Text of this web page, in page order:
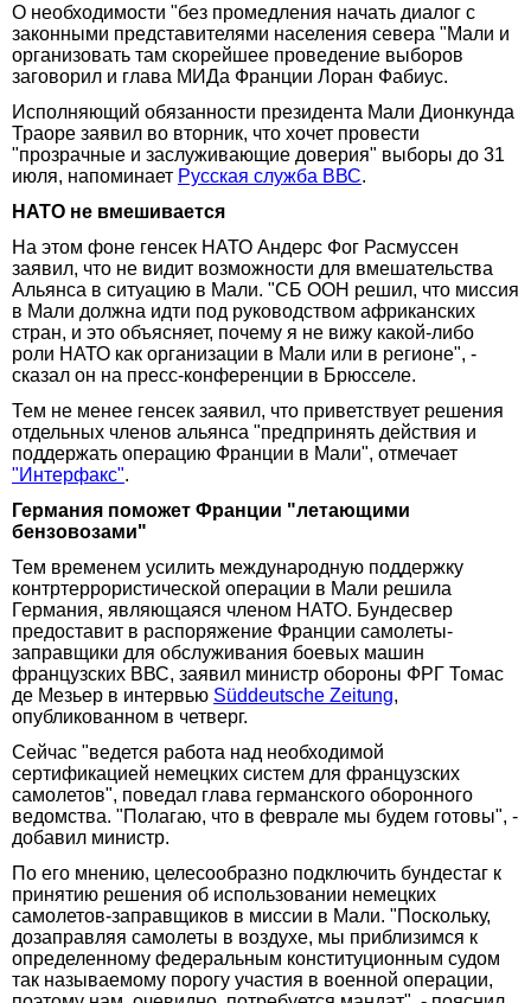
О необходимости "без промедления начать диалог с
законными представителями населения севера "Мали и
организовать там скорейшее проведение выборов
заговорил и глава МИДа Франции Лоран Фабиус.
Исполняющий обязанности президента Мали Дионкунда
Траоре заявил во вторник, что хочет провести
"прозрачные и заслуживающие доверия" выборы до 31
июля, напоминает Русская служба ВВС.
НАТО не вмешивается
На этом фоне генсек НАТО Андерс Фог Расмуссен
заявил, что не видит возможности для вмешательства
Альянса в ситуацию в Мали. "СБ ООН решил, что миссия
в Мали должна идти под руководством африканских
стран, и это объясняет, почему я не вижу какой-либо
роли НАТО как организации в Мали или в регионе", -
сказал он на пресс-конференции в Брюсселе.
Тем не менее генсек заявил, что приветствует решения
отдельных членов альянса "предпринять действия и
поддержать операцию Франции в Мали", отмечает
"Интерфакс".
Германия поможет Франции "летающими
бензовозами"
Тем временем усилить международную поддержку
контртеррористической операции в Мали решила
Германия, являющаяся членом НАТО. Бундесвер
предоставит в распоряжение Франции самолеты-
заправщики для обслуживания боевых машин
французских ВВС, заявил министр обороны ФРГ Томас
де Мезьер в интервью Süddeutsche Zeitung,
опубликованном в четверг.
Сейчас "ведется работа над необходимой
сертификацией немецких систем для французских
самолетов", поведал глава германского оборонного
ведомства. "Полагаю, что в феврале мы будем готовы", -
добавил министр.
По его мнению, целесообразно подключить бундестаг к
принятию решения об использовании немецких
самолетов-заправщиков в миссии в Мали. "Поскольку,
дозаправляя самолеты в воздухе, мы приблизимся к
определенному федеральным конституционным судом
так называемому порогу участия в военной операции,